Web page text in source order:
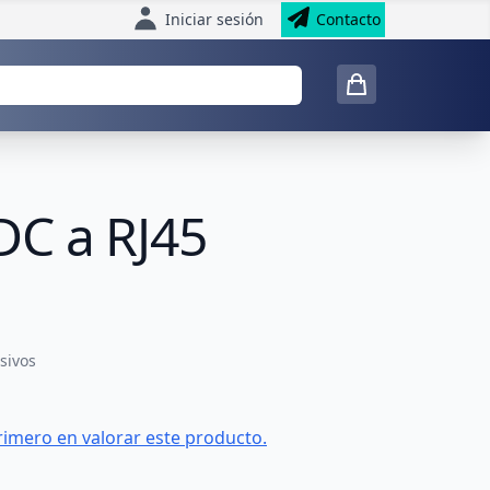
Iniciar sesión Contacto
a RJ45
en valorar este producto.